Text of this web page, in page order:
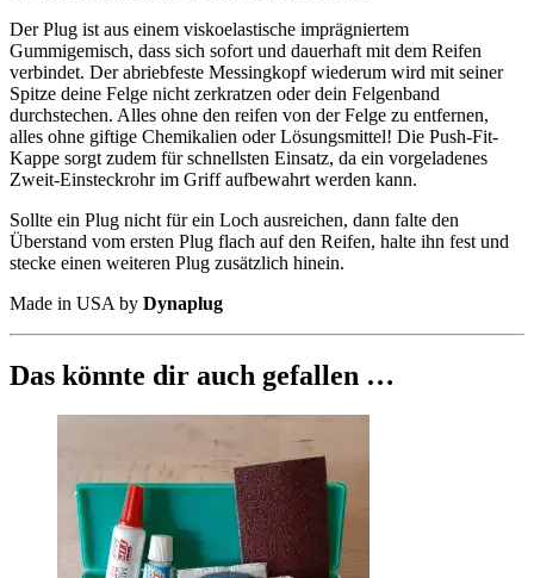
Der Plug ist aus einem viskoelastische imprägniertem
Gummigemisch, dass sich sofort und dauerhaft mit dem Reifen
verbindet. Der abriebfeste Messingkopf wiederum wird mit seiner
Spitze deine Felge nicht zerkratzen oder dein Felgenband
durchstechen. Alles ohne den reifen von der Felge zu entfernen,
alles ohne giftige Chemikalien oder Lösungsmittel! Die Push-Fit-
Kappe sorgt zudem für schnellsten Einsatz, da ein vorgeladenes
Zweit-Einsteckrohr im Griff aufbewahrt werden kann.
Sollte ein Plug nicht für ein Loch ausreichen, dann falte den
Überstand vom ersten Plug flach auf den Reifen, halte ihn fest und
stecke einen weiteren Plug zusätzlich hinein.
Made in USA by Dynaplug
Das könnte dir auch gefallen …